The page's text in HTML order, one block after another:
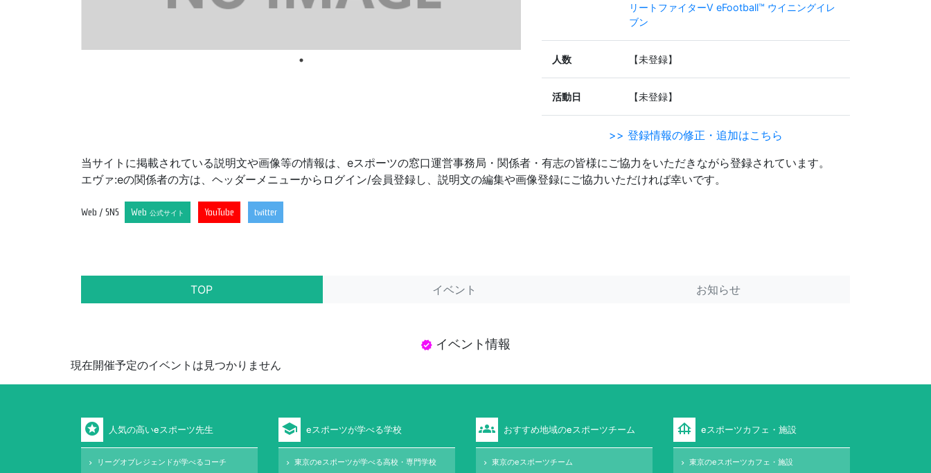
リートファイターVeFootball™ ウイニングイレ
ブン
人数 【未登録】
活動日 【未登録】
>> 登録情報の修正・追加はこちら
当サイトに掲載されている説明文や画像等の情報は、eスポーツの窓口運営事務局・関係者・有志の皆様にご協力をいただきながら登録されています。
エヴァ:eの関係者の方は、ヘッダーメニューからログイン/会員登録し、説明文の編集や画像登録にご協力いただければ幸いです。
Web / SNS Web 公式サイト YouTube twitter
TOP イベント お知らせ
verified イベント情報
現在開催予定のイベントは見つかりません
stars 人気の高いeスポーツ先生
keyboard_arrow_right リーグオブレジェンドが学べるコーチ
school eスポーツが学べる学校
keyboard_arrow_right 東京のeスポーツが学べる高校・専門学校
groups おすすめ地域のeスポーツチーム
keyboard_arrow_right 東京のeスポーツチーム
foundation eスポーツカフェ・施設
keyboard_arrow_right 東京のeスポーツカフェ・施設